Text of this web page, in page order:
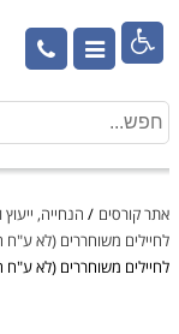

אתר קורסים / הנחייה, ייעוץ
לחיילים משוחררים (לא ע"ח
לחיילים משוחררים (לא ע"ח